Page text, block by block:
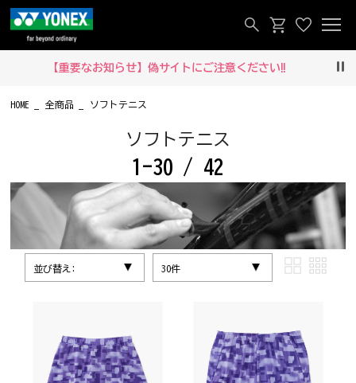
【重要なお知らせ】偽サイトにご注意ください‼
HOME 全商品 ソフトテニス
ソフトテニス
1-30 / 42
並び替え: 30件